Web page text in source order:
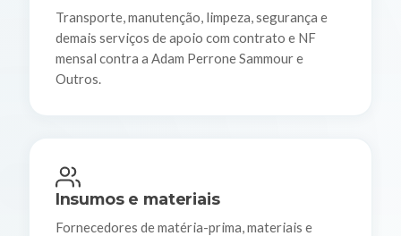
Transporte, manutenção, limpeza, segurança e
demais serviços de apoio com contrato e NF
mensal contra a Adam Perrone Sammour e
Outros.
Insumos e materiais
Fornecedores de matéria-prima, materiais e